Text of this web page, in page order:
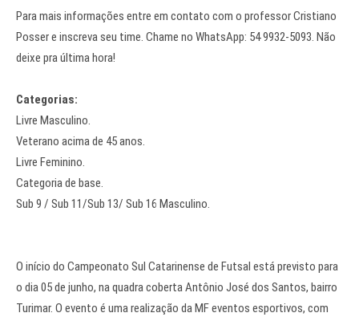
Para mais informações entre em contato com o professor Cristiano
Posser e inscreva seu time. Chame no WhatsApp: 54 9932-5093. Não
deixe pra última hora!
Categorias:
Livre Masculino.
Veterano acima de 45 anos.
Livre Feminino.
Categoria de base.
Sub 9 / Sub 11/Sub 13/ Sub 16 Masculino.
O início do Campeonato Sul Catarinense de Futsal está previsto para
o dia 05 de junho, na quadra coberta Antônio José dos Santos, bairro
Turimar. O evento é uma realização da MF eventos esportivos, com